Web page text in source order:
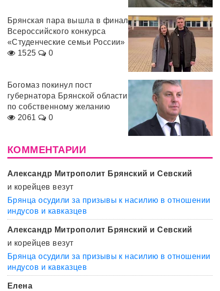
Брянская пара вышла в финал
Всероссийского конкурса
«Студенческие семьи России»
1525
0
Богомаз покинул пост
губернатора Брянской области
по собственному желанию
2061
0
КОММЕНТАРИИ
Александр Митрополит Брянский и Севский
и корейцев везут
Брянца осудили за призывы к насилию в отношении
индусов и кавказцев
Александр Митрополит Брянский и Севский
и корейцев везут
Брянца осудили за призывы к насилию в отношении
индусов и кавказцев
Елена